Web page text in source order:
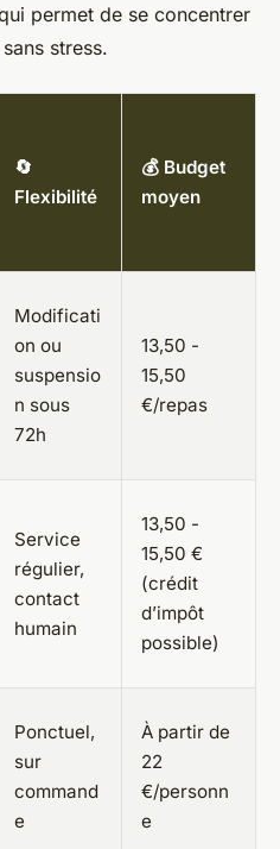
permet de se concentrer
stress.
🔄
Flexibilité
💰 Budget
moyen
Modificati
on ou
suspensio
n sous
72h
13,50 -
15,50
€/repas
Service
régulier,
contact
humain
13,50 -
15,50 €
(crédit
d’impôt
possible)
Ponctuel,
sur
command
e
À partir de
22
€/personn
e